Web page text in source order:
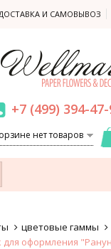
И САМОВЫВОЗ
+7 (499) 394-
нет товаров
цветовые гаммы
оформления